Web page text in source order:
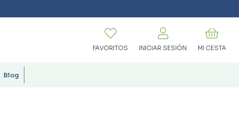
FAVORITOS INICIAR SESIÓN MI CESTA
Blog